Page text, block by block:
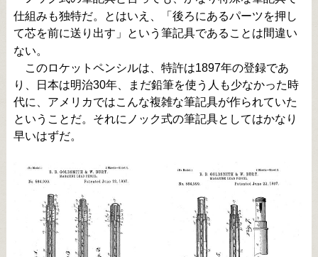
仕組みも独特だ。とはいえ、「後ろにあるパーツを押し
て芯を前に送り出す」という筆記具であることは間違い
ない。
このロケットペンシルは、特許は1897年の登録であ
り、日本は明治30年、まだ鉛筆を使う人も少なかった時
代に、アメリカではこんな複雑な筆記具が作られていた
ということだ。それにノック式の筆記具としてはかなり
早いはずだ。